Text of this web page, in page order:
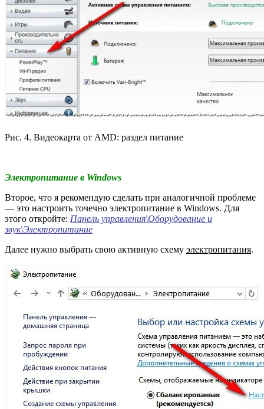
Рис. 4. Видеокарта от AMD: раздел питание
Электропитание в Windows
Второе, что я рекомендую сделать при аналогичной проблеме
— это настроить точечно электропитание в Windows. Для
этого откройте: Панель управления\Оборудование и
звук\Электропитание
Далее нужно выбрать свою активную схему электропитания.